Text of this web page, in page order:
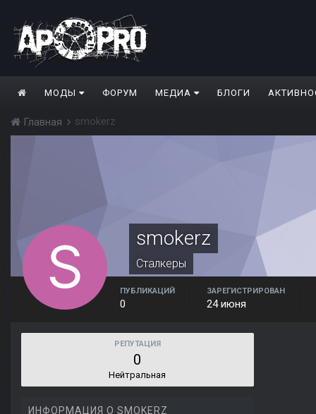
МОДЫ ФОРУМ МЕДИА БЛОГИ
Главная smokerz
smokerz
Сталкеры
ПУБЛИКАЦИЙ
0
ЗАРЕГИСТРИРОВАН
24 июня
РЕПУТАЦИЯ
0
Нейтральная
ИНФОРМАЦИЯ О SMOKERZ